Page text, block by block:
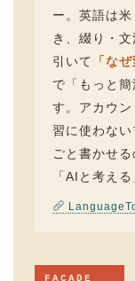
ー。英語は
き、綴り・
引いて
「な
で「もっと
す。アカウ
習に使わな
ごと書かせ
「AIと考え
FAÇADE